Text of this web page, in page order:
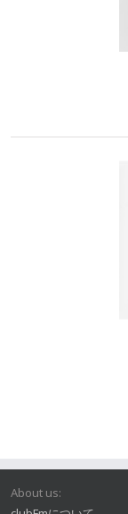
About us: